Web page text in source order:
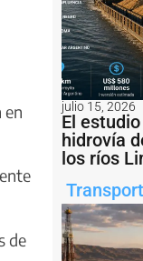
en
de
julio 15, 2026
El
hidrovía
los ríos